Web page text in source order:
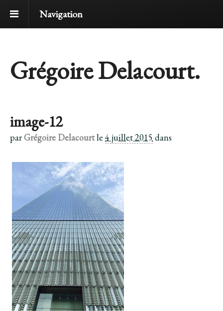
Navigation
Grégoire Delacourt.
image-12
parGrégoire Delacourtle 4 juillet 2015 dans